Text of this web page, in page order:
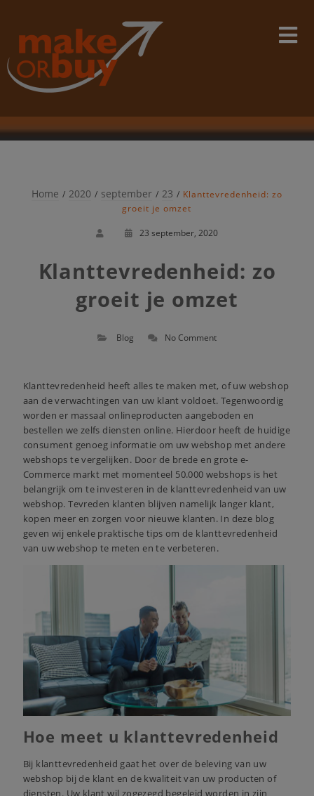
content
Home 2020 september 23
Klanttevredenheid: zo
groeit je omzet
23 september, 2020
Klanttevredenheid: zo
groeit je omzet
Blog No Comment
Klanttevredenheid heeft alles te maken met, of uw webshop
aan de verwachtingen van uw klant voldoet. Tegenwoordig
worden er massaal onlineproducten aangeboden en
bestellen we zelfs diensten online. Hierdoor heeft de huidige
consument genoeg informatie om uw webshop met andere
webshops te vergelijken. Door de brede en grote e-
Commerce markt met momenteel 50.000 webshops is het
belangrijk om te investeren in de klanttevredenheid van uw
webshop. Tevreden klanten blijven namelijk langer klant,
kopen meer en zorgen voor nieuwe klanten. In deze blog
geven wij enkele praktische tips om de klanttevredenheid
van uw webshop te meten en te verbeteren.
Hoe meet u klanttevredenheid
Bij klanttevredenheid gaat het over de beleving van uw
webshop bij de klant en de kwaliteit van uw producten of
diensten. Uw klant wil zogezegd begeleid worden in zijn